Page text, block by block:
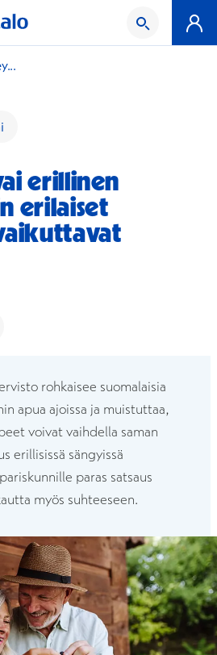
erillinen
erilaiset
ikkunaan
uuteen ikkunaan
rohkaisee suomalaisia
apua ajoissa ja muistuttaa,
voivat vaihdella saman
erillisissä sängyissä
paras satsaus
myös suhteeseen.